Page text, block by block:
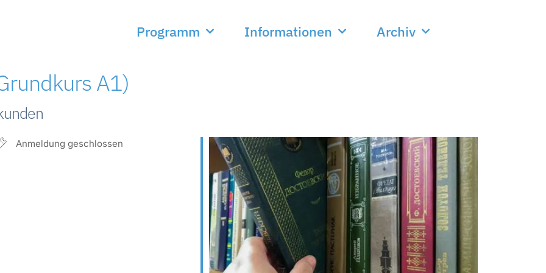
Programm Informationen Archiv
A1)
Anmeldung geschlossen